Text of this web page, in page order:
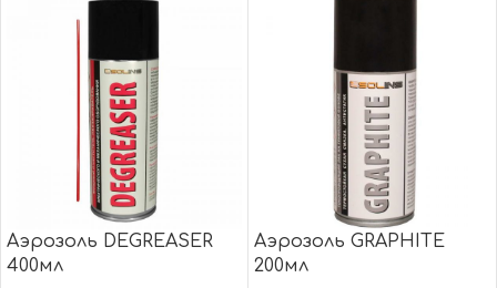
Аэрозоль DEGREASER
400мл
Аэрозоль GRAPHITE
200мл